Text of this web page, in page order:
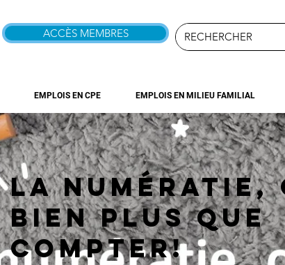
ACCÈS MEMBRES
EMPLOIS EN CPE EMPLOIS EN MILIEU FAMILIAL
La numératie,
bien plus que
compter!